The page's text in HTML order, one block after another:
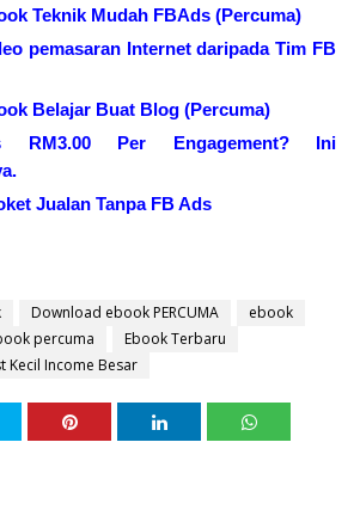
Teknik Mudah FBAds (Percuma)
pemasaran Internet daripada Tim FB
Belajar Buat Blog (Percuma)
RM3.00 Per Engagement? Ini
Jualan Tanpa FB Ads
Download ebook PERCUMA
ebook
percuma
Ebook Terbaru
Kecil Income Besar